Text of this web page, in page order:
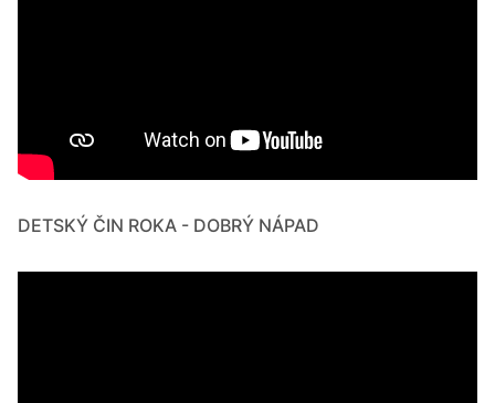
DETSKÝ ČIN ROKA - DOBRÝ NÁPAD